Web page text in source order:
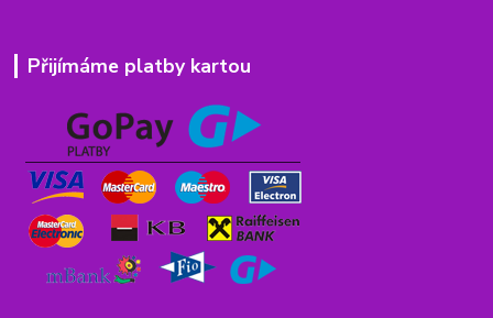
Přijímáme platby kartou